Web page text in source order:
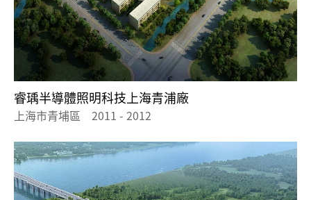
睿瑀半導體照明科技上海青浦廠
上海市青埔區 2011 - 2012